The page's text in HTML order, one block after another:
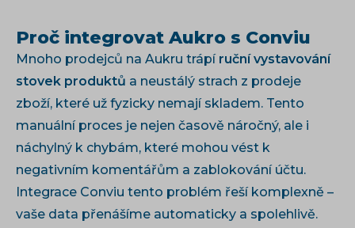
Proč integrovat Aukro s Conviu
Mnoho prodejců na Aukru trápí ruční vystavování
stovek produktů a neustálý strach z prodeje
zboží, které už fyzicky nemají skladem. Tento
manuální proces je nejen časově náročný, ale i
náchylný k chybám, které mohou vést k
negativním komentářům a zablokování účtu.
Integrace Conviu tento problém řeší komplexně –
vaše data přenášíme automaticky a spolehlivě.